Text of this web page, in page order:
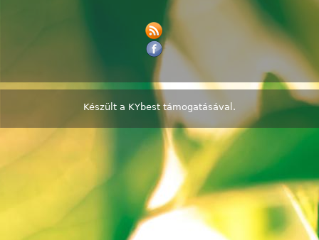
Készült a KYbest támogatásával.